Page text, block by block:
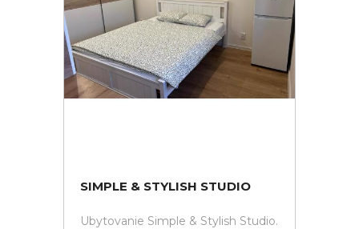
SIMPLE & STYLISH STUDIO
Ubytovanie Simple & Stylish Studio.